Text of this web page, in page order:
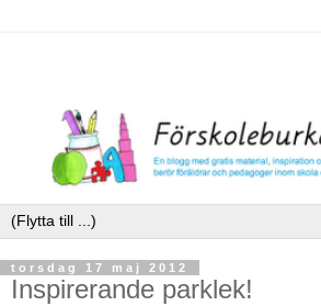
torsdag 17 maj 2012
Inspirerande parklek!